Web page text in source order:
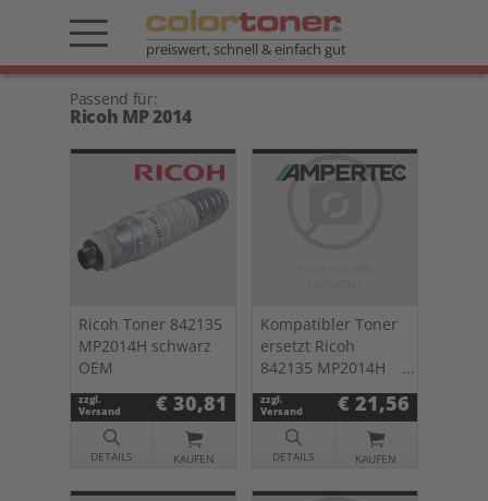
preiswert, schnell & einfach gut
Passend für:
Ricoh MP 2014
Ricoh Toner 842135
MP2014H schwarz
OEM
zzgl.
Versand
€ 30,81
DETAILS KAUFEN
Kompatibler Toner
ersetzt Ricoh
842135 MP2014H
schwarz
zzgl.
Versand
€ 21,56
DETAILS KAUFEN